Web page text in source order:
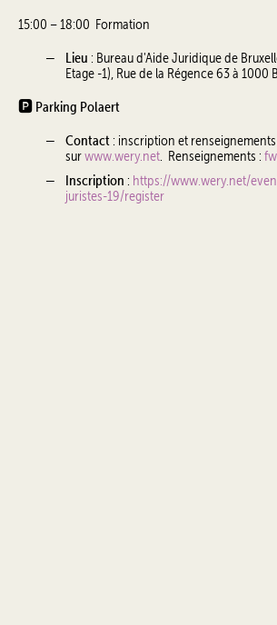
15:00 – 18:00 Formation
Lieu : Bureau d'Aide Juridique de
Etage -1), Rue de la Régence 63 à 1000
🅿️ Parking Polaert
Contact : inscription et renseignements
surwww.wery.net . Renseignements :
Inscription : https://www.wery.net/
juristes-19/register